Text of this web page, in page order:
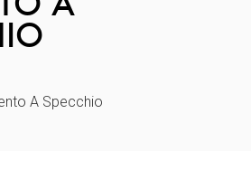
A Specchio